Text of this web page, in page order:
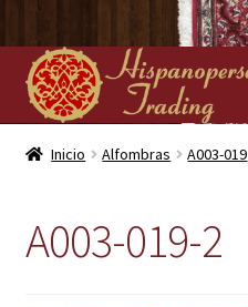
Ir
a
la
navegación
Ir
al
contenido
InicioInicio Alfombras A003-019
A003-019-2